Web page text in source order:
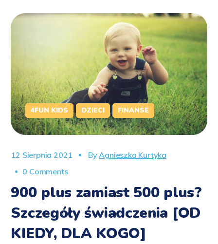
4FUN KIDS DZIECI FINANSE
12 Sierpnia 2021 ByAgnieszka Kurtyka
0 Comments
900 plus zamiast 500 plus?
Szczegóły świadczenia [OD
KIEDY, DLA KOGO]